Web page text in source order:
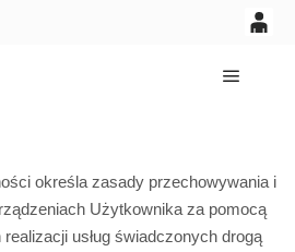
określa zasady przechowywania i
Użytkownika za pomocą
usług świadczonych drogą